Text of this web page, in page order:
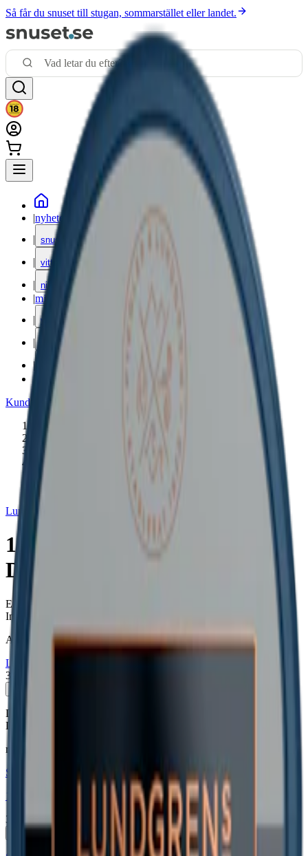
Så får du snuset till stugan, sommarstället eller landet.
|nyheter
| snus
| vitt snus
| nikotinfritt
|mixpack
| vape
| rökning
| iqos
|
snuskuriren
Kundtjänst
Produkter
Lundgrens
Snus
Vit Portion
Large
Normal
Lundgrens
10 Lundgrens Skåne + 1 Aros
Dagg
Ett mixpack av Lundgrens Skåne och nya Lundgrens Aros Dagg.
Innehåller 8 mg nikotin per prilla.
Attribut
Large
334 kr
Du kan läsa mer om Lundgrens Skåne
Dagg
relaterade produkter
Styrka Normal · Large
10 Lundgrens Vit + 1 Aros Skugga
334 kr